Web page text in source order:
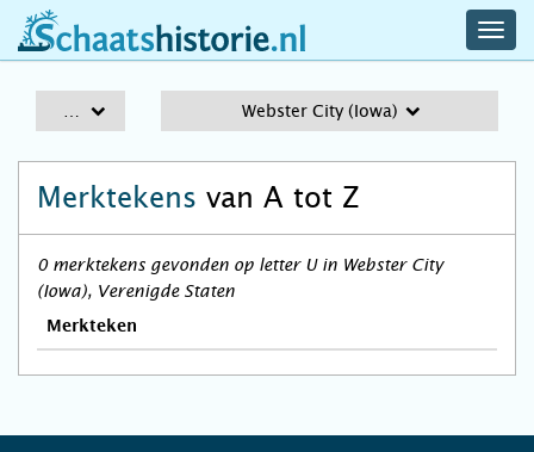
schaatshistorie.nl
Webster City (Iowa)
Merktekens van A tot Z
0 merktekens gevonden op letter U in Webster City
(Iowa), Verenigde Staten
Merkteken